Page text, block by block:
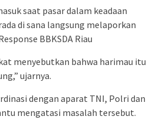
saat pasar dalam keadaan
di sana langsung melaporkan
BBKSDA Riau
menyebutkan bahwa harimau itu
ujarnya.
dengan aparat TNI, Polri dan
mengatasi masalah tersebut.